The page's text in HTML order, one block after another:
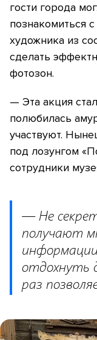
гости города
познакомиться
художника из
сделать
фотозон.
— Эта акция
полюбилась
участвуют.
под лозунгом
сотрудники
— Не
получают
отдохнуть
раз